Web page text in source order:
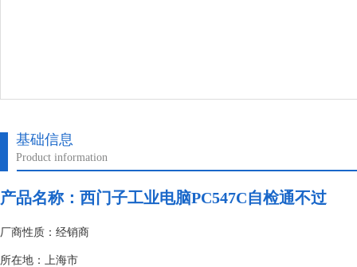
基础信息
Product information
产品名称： 西门子工业电脑PC547C自检通不过
厂商性质：经销商
所在地：上海市